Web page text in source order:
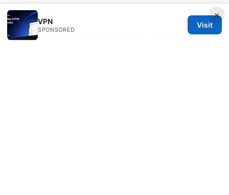
Sources:
Nordvpn eero router setup 2026: NordVPN On
×
VPN
SPONSORED
Visit